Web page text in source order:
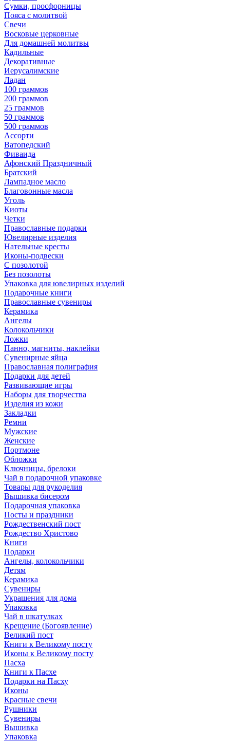
Сумки, просфорницы
Пояса с молитвой
Свечи
Восковые церковные
Для домашней молитвы
Кадильные
Декоративные
Иерусалимские
Ладан
100 граммов
200 граммов
25 граммов
50 граммов
500 граммов
Ассорти
Ватопедский
Фиваида
Афонский Праздничный
Братский
Лампадное масло
Благовонные масла
Уголь
Киоты
Четки
Православные подарки
Ювелирные изделия
Нательные кресты
Иконы-подвески
С позолотой
Без позолоты
Упаковка для ювелирных изделий
Подарочные книги
Православные сувениры
Керамика
Ангелы
Колокольчики
Ложки
Панно, магниты, наклейки
Сувенирные яйца
Православная полиграфия
Подарки для детей
Развивающие игры
Наборы для творчества
Изделия из кожи
Закладки
Ремни
Мужские
Женские
Портмоне
Обложки
Ключницы, брелоки
Чай в подарочной упаковке
Товары для рукоделия
Вышивка бисером
Подарочная упаковка
Посты и праздники
Рождественский пост
Рождество Христово
Книги
Подарки
Ангелы, колокольчики
Детям
Керамика
Сувениры
Украшения для дома
Упаковка
Чай в шкатулках
Крещение (Богоявление)
Великий пост
Книги к Великому посту
Иконы к Великому посту
Пасха
Книги к Пасхе
Подарки на Пасху
Иконы
Красные свечи
Рушники
Сувениры
Вышивка
Упаковка